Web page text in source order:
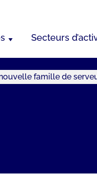
Secteurs
famille de